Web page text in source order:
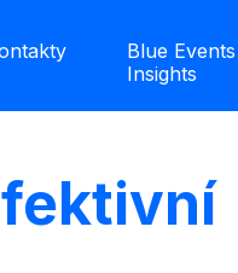
Blue Events
Insights